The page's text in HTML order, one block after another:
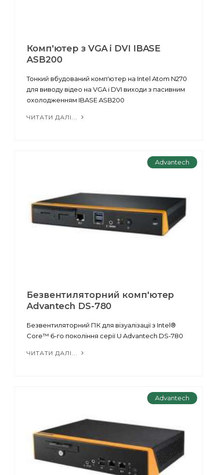
Комп'ютер з VGA і DVI IBASE
ASB200
Тонкий вбудований комп'ютер на Intel Atom N270
для виводу відео на VGA і DVI виходи з пасивним
охолодженням IBASE ASB200
ЧИТАТИ ДАЛІ...
Advantech
Безвентиляторний комп'ютер
Advantech DS-780
Безвентиляторний ПК для візуалізації з Intel®
Core™ 6-го покоління серії U Advantech DS-780
ЧИТАТИ ДАЛІ...
Advantech